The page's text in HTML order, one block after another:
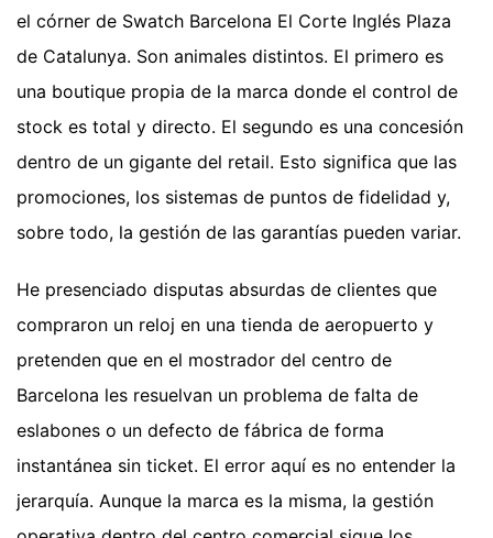
el córner de Swatch Barcelona El Corte Inglés Plaza
de Catalunya. Son animales distintos. El primero es
una boutique propia de la marca donde el control de
stock es total y directo. El segundo es una concesión
dentro de un gigante del retail. Esto significa que las
promociones, los sistemas de puntos de fidelidad y,
sobre todo, la gestión de las garantías pueden variar.
He presenciado disputas absurdas de clientes que
compraron un reloj en una tienda de aeropuerto y
pretenden que en el mostrador del centro de
Barcelona les resuelvan un problema de falta de
eslabones o un defecto de fábrica de forma
instantánea sin ticket. El error aquí es no entender la
jerarquía. Aunque la marca es la misma, la gestión